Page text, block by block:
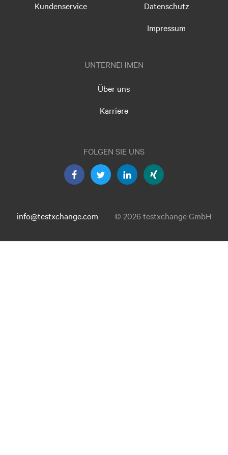
Kundenservice
Datenschutz
Impressum
UNTERNEHMEN
Über uns
Karriere
FOLGEN SIE UNS
info@testxchange.com © 2026 testxchange GmbH